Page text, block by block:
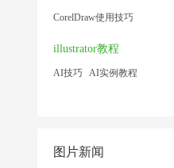
CorelDraw使用技巧
illustrator教程
AI技巧 AI实例教程
图片新闻